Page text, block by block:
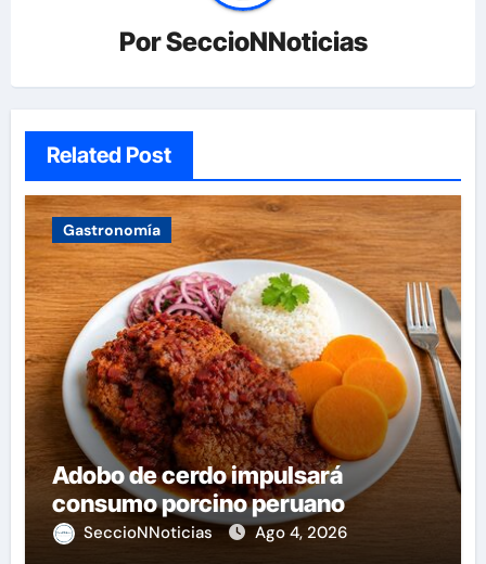
PorSeccioNNoticias
Related Post
Gastronomía
Adobo de cerdo impulsará
consumo porcino peruano
SeccioNNoticias Ago 4, 2026